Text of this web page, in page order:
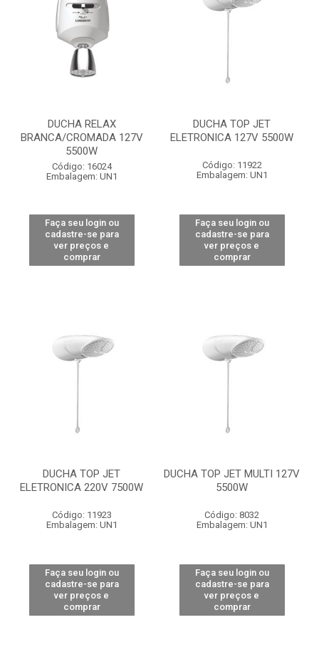
DUCHA RELAX
BRANCA/CROMADA 127V
5500W
Código: 16024
Embalagem: UN1
Faça seu login ou
cadastre-se para
ver preços e
comprar
DUCHA TOP JET
ELETRONICA 127V 5500W
Código: 11922
Embalagem: UN1
Faça seu login ou
cadastre-se para
ver preços e
comprar
DUCHA TOP JET
ELETRONICA 220V 7500W
Código: 11923
Embalagem: UN1
Faça seu login ou
cadastre-se para
ver preços e
comprar
DUCHA TOP JET MULTI 127V
5500W
Código: 8032
Embalagem: UN1
Faça seu login ou
cadastre-se para
ver preços e
comprar